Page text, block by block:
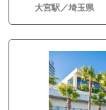
大宮駅／埼玉県